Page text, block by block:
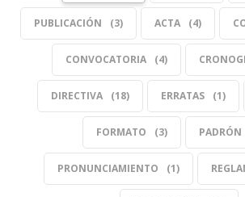
PUBLICACIÓN 3 ACTA 4
CONVOCATORIA 4
DIRECTIVA 18 ERRATAS 1
FORMATO 3 PADRÓN
PRONUNCIAMIENTO 1